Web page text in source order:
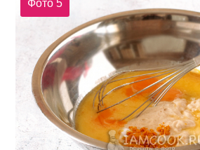
Фото 5